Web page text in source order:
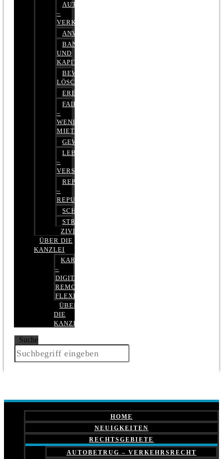
AUTOBETRUG
–
VERKEHRSRECHT
ANWALTSHAFTUNGSRECHT
BANK-
UND
KAPITALMARKTRECHT
BEWERTUNGEN
LÖSCHEN
ERBRECHT
FAIRMIETEN
–
WENIGER
MIETE
GEWERBERECHT
LEBENSVERSICHERUNG
–
VERSICHERUNGSRECHT
REPUTATIONSRECHT
–
REPUTATIONSMANAGEMENT
SCHUFARECHT
STRAFRECHT
ZIVILRECHT
ÜBER DIE
KANZLEI
KARRIERE
–
DIGITAL,
REMOTE,
FLEXIBEL
ÜBER
DIE
KANZLEI
Suche
HOME
NEUIGKEITEN
RECHTSGEBIETE
AUTOBETRUG – VERKEHRSRECHT